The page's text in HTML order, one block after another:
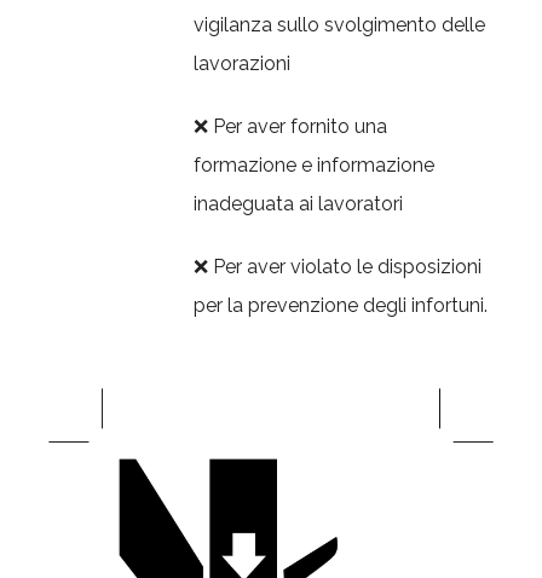
vigilanza sullo svolgimento delle
lavorazioni
❌ Per aver fornito una
formazione e informazione
inadeguata ai lavoratori
❌ Per aver violato le disposizioni
per la prevenzione degli infortuni.